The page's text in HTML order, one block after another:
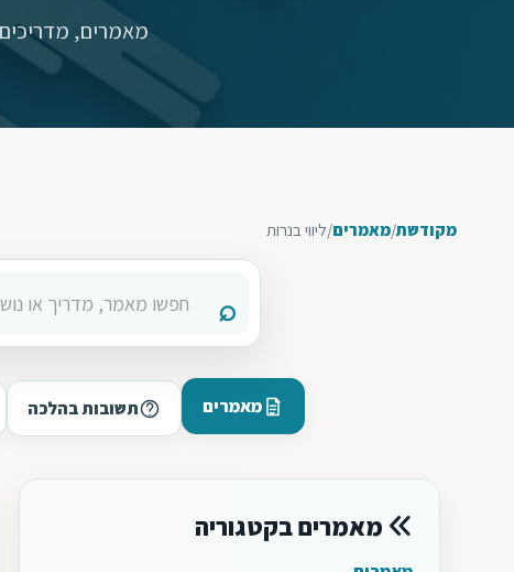
מאמרים,
מקודשת/מאמרים/ליווי בנרות
מאמרים תשובות בהלכה
מאמרים בקטגוריה